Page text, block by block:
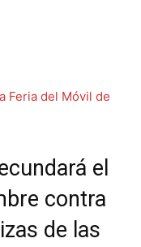
el
contra
de las